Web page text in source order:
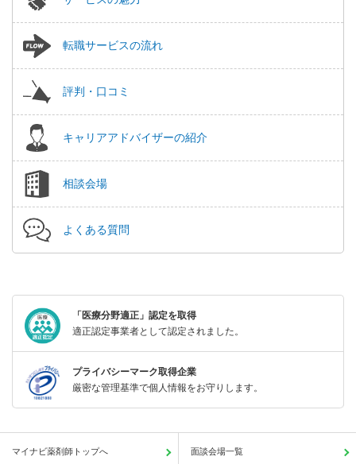
転職サービスの流れ
評判・口コミ
キャリアアドバイザーの紹介
相談会場
よくある質問
「医療分野適正」認定を取得
適正認定事業者として認定されました。
プライバシーマーク取得企業
厳密な管理基準で個人情報をお守りします。
マイナビ薬剤師トップへ 面談会場一覧